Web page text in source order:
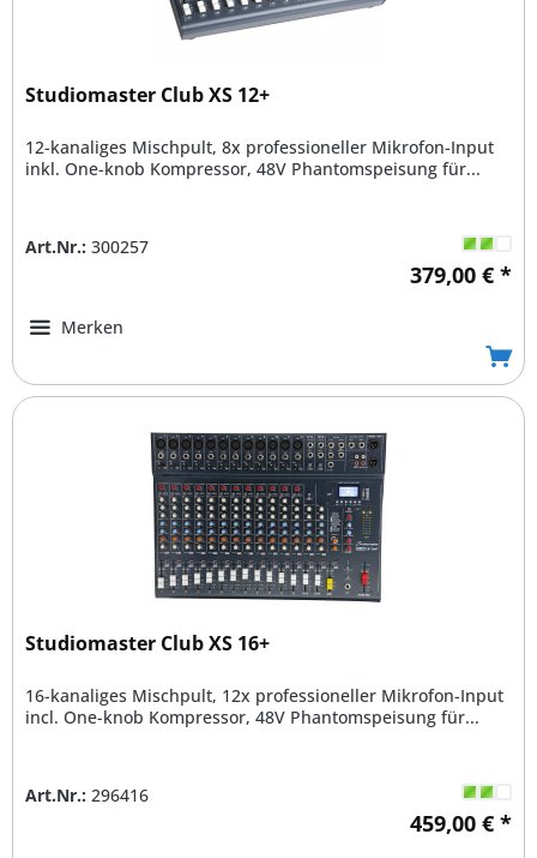
Studiomaster Club XS 12+
12-kanaliges Mischpult, 8x professioneller Mikrofon-Input
inkl. One-knob Kompressor, 48V Phantomspeisung für...
Art.Nr.: 300257
379,00 € *
Merken
Studiomaster Club XS 16+
16-kanaliges Mischpult, 12x professioneller Mikrofon-Input
incl. One-knob Kompressor, 48V Phantomspeisung für...
Art.Nr.: 296416
459,00 € *